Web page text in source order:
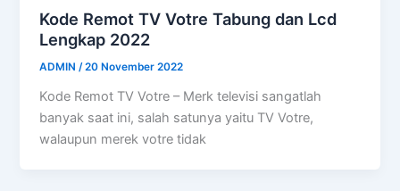
Kode Remot TV Votre Tabung dan Lcd
Lengkap 2022
ADMIN/20 November 2022
Kode Remot TV Votre – Merk televisi sangatlah
banyak saat ini, salah satunya yaitu TV Votre,
walaupun merek votre tidak